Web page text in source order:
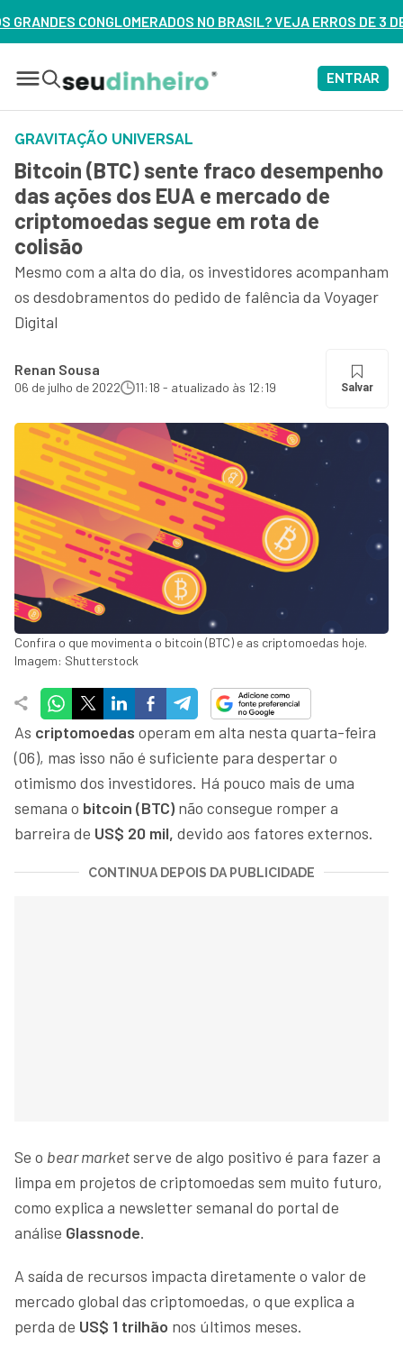
BRASIL? VEJA ERROS DE 3 DELES – ASSISTA AGORA
ENTRAR
GRAVITAÇÃO UNIVERSAL
Bitcoin (BTC) sente fraco desempenho
das ações dos EUA e mercado de
criptomoedas segue em rota de
colisão
Mesmo com a alta do dia, os investidores acompanham
os desdobramentos do pedido de falência da Voyager
Digital
Renan Sousa
06 de julho de 2022 11:18 - atualizado às 12:19 Salvar
Confira o que movimenta o bitcoin (BTC) e as criptomoedas hoje.
Imagem: Shutterstock
As criptomoedas operam em alta nesta quarta-feira
(06), mas isso não é suficiente para despertar o
otimismo dos investidores. Há pouco mais de uma
semana o bitcoin (BTC) não consegue romper a
barreira de US$ 20 mil, devido aos fatores externos.
CONTINUA DEPOIS DA PUBLICIDADE
Se o bear marketserve de algo positivo é para fazer a
limpa em projetos de criptomoedas sem muito futuro,
como explica a newsletter semanal do portal de
análise Glassnode.
A saída de recursos impacta diretamente o valor de
mercado global das criptomoedas, o que explica a
perda de US$ 1 trilhão nos últimos meses.